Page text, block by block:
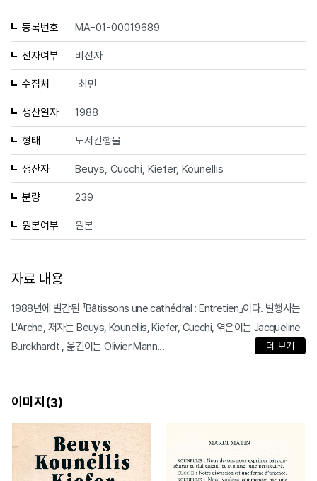
등록번호 MA-01-00019689
전자여부 비전자
수집처 최민
생산일자 1988
형태 도서간행물
생산자 Beuys, Cucchi, Kiefer, Kounellis
분량 239
원본여부 원본
자료 내용
1988년에 발간된 『Bâtissons une cathédral : Entretien』이다. 발행사는
L'Arche, 저자는 Beuys, Kounellis, Kiefer, Cucchi, 엮은이는 Jacqueline
Burckhardt , 옮긴이는 Olivier Mann...
더 보기
이미지(3)